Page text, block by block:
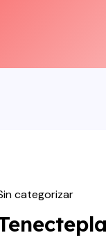
categorizar